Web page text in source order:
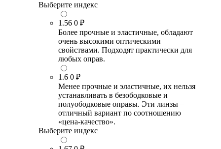
Выберите индекс
1.56 0 ₽
Более прочные и эластичные, обладают
очень высокими оптическими
свойствами. Подходят практически для
любых оправ.
1.6 0 ₽
Менее прочные и эластичные, их нельзя
устанавливать в безободковые и
полуободковые оправы. Эти линзы –
отличный вариант по соотношению
«цена-качество».
Выберите индекс